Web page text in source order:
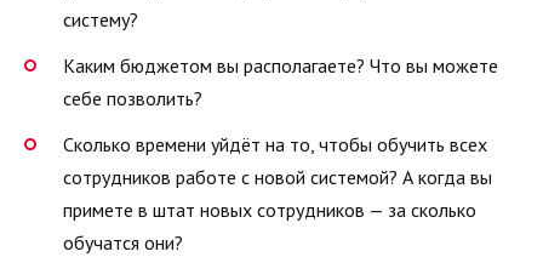
систему?
Каким бюджетом вы располагаете? Что вы можете
себе позволить?
Сколько времени уйдёт на то, чтобы обучить всех
сотрудников работе с новой системой? А когда вы
примете в штат новых сотрудников — за сколько
обучатся они?